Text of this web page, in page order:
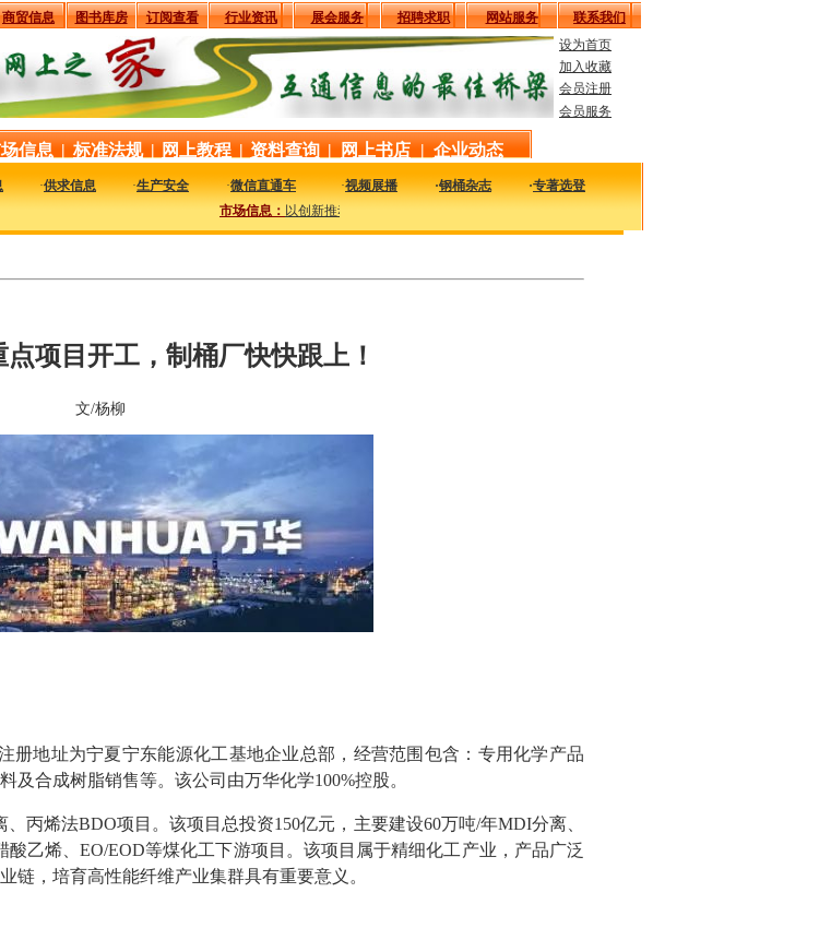
商贸信息 图书库房 订阅查看 行业资讯 展会服务 招聘求职 网站服务
联系我们
设为首页
加入收藏
会员注册
会员服务
信息 | 标准法规 | 网上教程 | 资料查询 | 网上书店 | 企业动态
·供求信息 ·生产安全 ·微信直通车 ·视频展播 ·钢桶杂志 ·专著选登
市场信息： 以创新推动可持续发展 ——探讨中国金属包装涂料的创新和可持续发展之路
项目开工，制桶厂快快跟上！
文/杨柳
册地址为宁夏宁东能源化工基地企业总部，经营范围包含：专用化学产品
合成树脂销售等。该公司由万华化学100%控股。
丙烯法BDO项目。该项目总投资150亿元，主要建设60万吨/年MDI分离、
乙烯、EO/EOD等煤化工下游项目。该项目属于精细化工产业，产品广泛
链，培育高性能纤维产业集群具有重要意义。